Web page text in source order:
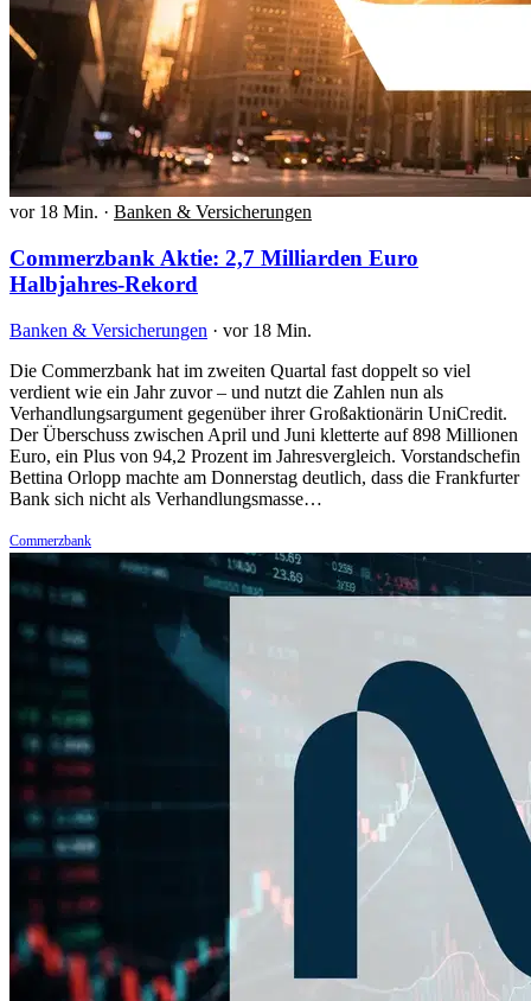
vor 18 Min. · Banken & Versicherungen
Commerzbank Aktie: 2,7 Milliarden Euro
Halbjahres-Rekord
Banken & Versicherungen · vor 18 Min.
Die Commerzbank hat im zweiten Quartal fast doppelt so viel
verdient wie ein Jahr zuvor – und nutzt die Zahlen nun als
Verhandlungsargument gegenüber ihrer Großaktionärin UniCredit.
Der Überschuss zwischen April und Juni kletterte auf 898 Millionen
Euro, ein Plus von 94,2 Prozent im Jahresvergleich. Vorstandschefin
Bettina Orlopp machte am Donnerstag deutlich, dass die Frankfurter
Bank sich nicht als Verhandlungsmasse…
Commerzbank